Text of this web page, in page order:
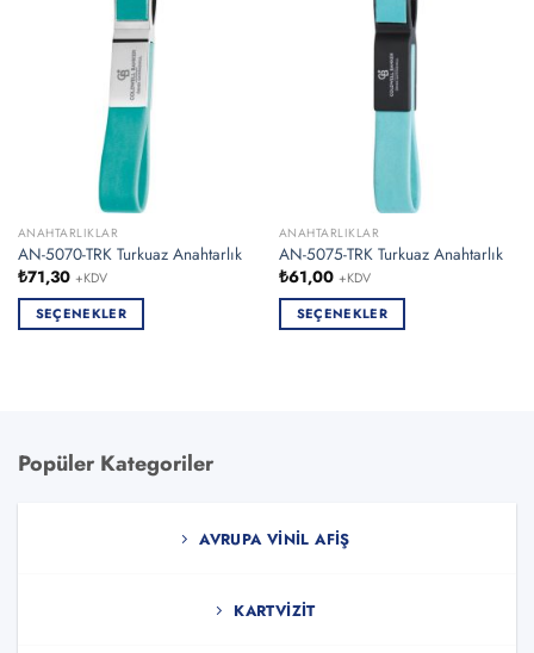
ANAHTARLIKLAR
AN-5070-TRK Turkuaz Anahtarlık
₺71,30 +KDV
SEÇENEKLER
var.
ANAHTARLIKLAR
AN-5075-TRK Turkuaz Anahtarlık
₺61,00 +KDV
SEÇENEKLER
sayfasından
Popüler Kategoriler
AVRUPA VINIL AFIŞ
KARTVIZIT